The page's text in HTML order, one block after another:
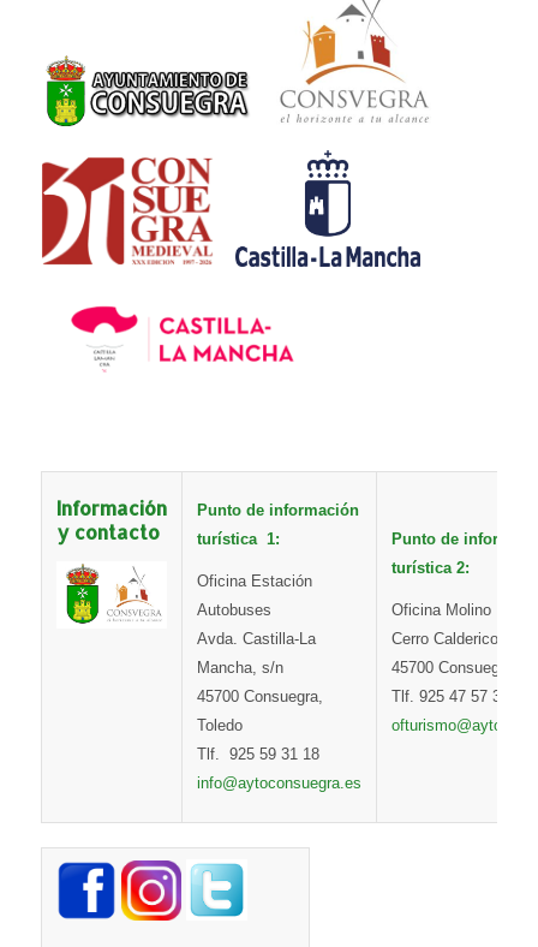
Información
y contacto
Punto de información
turística 1:
Oficina Estación
Autobuses
Avda. Castilla-La
Mancha, s/n
45700 Consuegra,
Toledo
Tlf. 925 59 31 18
info@aytoconsuegra.es
Punto de
turística 2:
Oficina Molino
Cerro Calderico s/n
45700 Consuegra,
Tlf. 925 47 57 31